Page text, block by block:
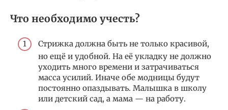
Что необходимо учесть?
Стрижка должна быть не только красивой,
но ещё и удобной. На её укладку не должно
уходить много времени и затрачиваться
масса усилий. Иначе обе модницы будут
постоянно опаздывать. Малышка в школу
или детский сад, а мама — на работу.